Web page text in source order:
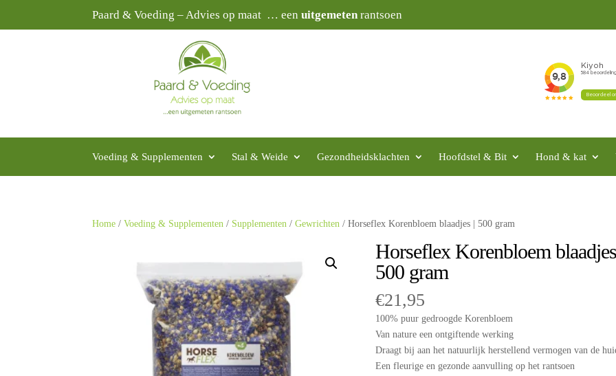
Paard & Voeding – Advies op maat … eenuitgemetenrantsoen
Voeding & Supplementen Stal & Weide Gezondheidsklachten Hoofdstel & Bit Hond & kat
Home /Voeding & Supplementen / Supplementen /Gewrichten / Horseflex Korenbloem blaadjes | 500 gram
Horseflex Korenbloem
500 gram
€21,95
100% puur gedroogde Korenbloem
Van nature een ontgiftende werking
Draagt bij aan het natuurlijk herstellend vermogen van de
Een fleurige en gezonde aanvulling op het rantsoen